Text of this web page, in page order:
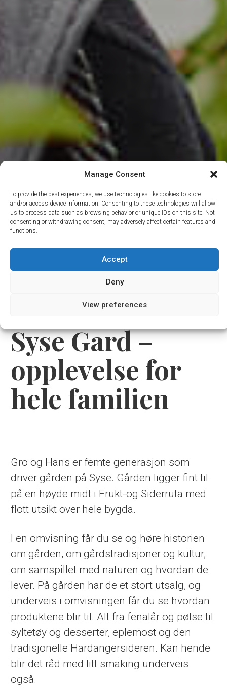
Manage Consent
To provide the best experiences, we use technologies like cookies to store
and/or access device information. Consenting to these technologies will allow
us to process data such as browsing behavior or unique IDs on this site. Not
consenting or withdrawing consent, may adversely affect certain features and
functions.
Accept
Deny
View preferences
Syse Gard –
opplevelse for
hele familien
Gro og Hans er femte generasjon som
driver gården på Syse. Gården ligger fint til
på en høyde midt i Frukt-og Siderruta med
flott utsikt over hele bygda.
I en omvisning får du se og høre historien
om gården, om gårdstradisjoner og kultur,
om samspillet med naturen og hvordan de
lever. På gården har de et stort utsalg, og
underveis i omvisningen får du se hvordan
produktene blir til. Alt fra fenalår og pølse til
syltetøy og desserter, eplemost og den
tradisjonelle Hardangersideren. Kan hende
blir det råd med litt smaking underveis
også.